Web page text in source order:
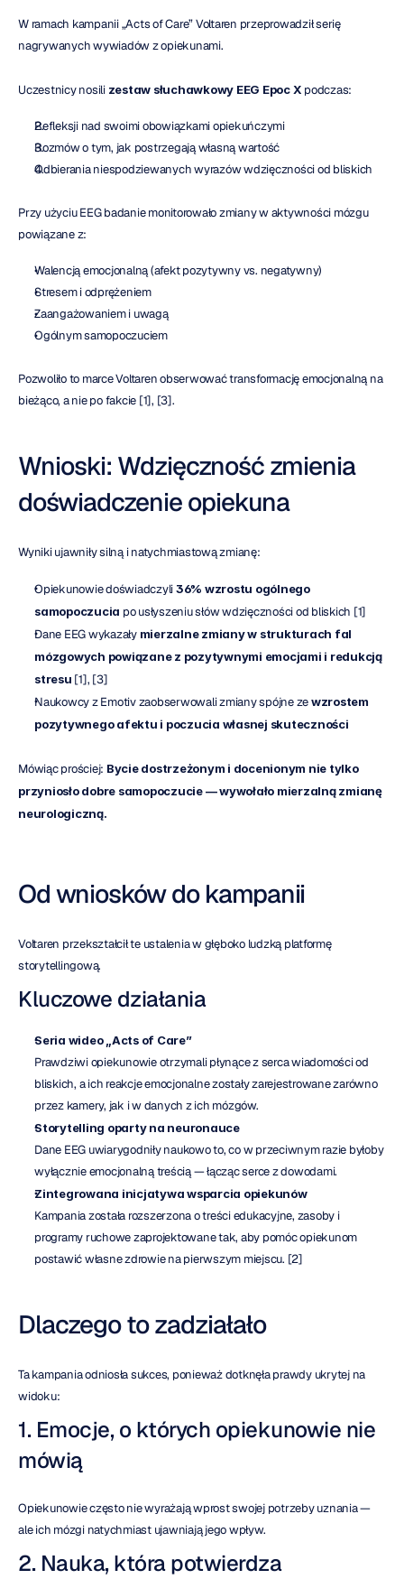
W ramach kampanii „Acts of Care” Voltaren przeprowadził serię
nagrywanych wywiadów z opiekunami.
Uczestnicy nosili zestaw słuchawkowy EEG Epoc X podczas:
Refleksji nad swoimi obowiązkami opiekuńczymi
Rozmów o tym, jak postrzegają własną wartość
Odbierania niespodziewanych wyrazów wdzięczności od bliskich
Przy użyciu EEG badanie monitorowało zmiany w aktywności mózgu
powiązane z:
Walencją emocjonalną (afekt pozytywny vs. negatywny)
Stresem i odprężeniem
Zaangażowaniem i uwagą
Ogólnym samopoczuciem
Pozwoliło to marce Voltaren obserwować transformację emocjonalną na
bieżąco, a nie po fakcie [1], [3].
Wnioski: Wdzięczność zmienia
doświadczenie opiekuna
Wyniki ujawniły silną i natychmiastową zmianę:
Opiekunowie doświadczyli 36% wzrostu ogólnego
samopoczucia po usłyszeniu słów wdzięczności od bliskich [1]
Dane EEG wykazały mierzalne zmiany w strukturach fal
mózgowych powiązane z pozytywnymi emocjami i redukcją
stresu [1], [3]
Naukowcy z Emotiv zaobserwowali zmiany spójne ze wzrostem
pozytywnego afektu i poczucia własnej skuteczności
Mówiąc prościej: Bycie dostrzeżonym i docenionym nie tylko
przyniosło dobre samopoczucie — wywołało mierzalną zmianę
neurologiczną.
Od wniosków do kampanii
Voltaren przekształcił te ustalenia w głęboko ludzką platformę
storytellingową.
Kluczowe działania
Seria wideo „Acts of Care”
Prawdziwi opiekunowie otrzymali płynące z serca wiadomości od
bliskich, a ich reakcje emocjonalne zostały zarejestrowane zarówno
przez kamery, jak i w danych z ich mózgów.
Storytelling oparty na neuronauce
Dane EEG uwiarygodniły naukowo to, co w przeciwnym razie byłoby
wyłącznie emocjonalną treścią — łącząc serce z dowodami.
Zintegrowana inicjatywa wsparcia opiekunów
Kampania została rozszerzona o treści edukacyjne, zasoby i
programy ruchowe zaprojektowane tak, aby pomóc opiekunom
postawić własne zdrowie na pierwszym miejscu. [2]
Dlaczego to zadziałało
Ta kampania odniosła sukces, ponieważ dotknęła prawdy ukrytej na
widoku:
1. Emocje, o których opiekunowie nie
mówią
Opiekunowie często nie wyrażają wprost swojej potrzeby uznania —
ale ich mózgi natychmiast ujawniają jego wpływ.
2. Nauka, która potwierdza